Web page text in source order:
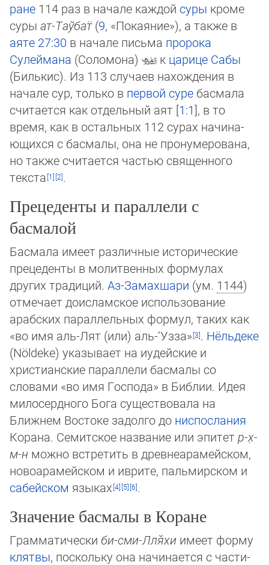
ра­не 114 раз в начале каждой суры кроме
суры ат-Таў­бат̈(9, «По­кая­ние»), а также в
аяте 27:30 в начале письма пророка
Сулеймана (Соломо­на) к ца­ри­це Сабы
(Билькис). Из 113 случаев нахождения в
нача­ле сур, только в первой суре бас­ма­ла
счи­тается как отдельный аят [1:1], в то
время, как в остальных 112 сурах начи­на­
ющих­ся с бас­малы, она не пронумерована,
но также считается частью священ­но­го
текс­та
.
Прецеденты и параллели с
басмалой
Басмала имеет различные исторические
прецеденты в молитвенных формулах
других традиций. Аз-Замахшари (ум. 1144)
отмечает доисламское использование
арабских параллельных формул, таких как
«во имя аль-Лят (или) аль-‘Узза»
. Нёльдеке
(Nöldeke) указывает на иудейские и
христианские параллели басмалы со
словами «во имя Гос­по­да» в Библии. Идея
милосердного Бога существовала на
Ближнем Востоке задол­го до ниспослания
Корана. Семитское название или эпитет р-х̣-
м-н можно встре­тить в древ­неарамейском,
новоарамейском и иврите, пальмирском и
сабейском языках .
Значение басмалы в Коране
Грамматически би-сми-Лля̆хи имеет форму
клятвы, поскольку она начинается с час­ти­